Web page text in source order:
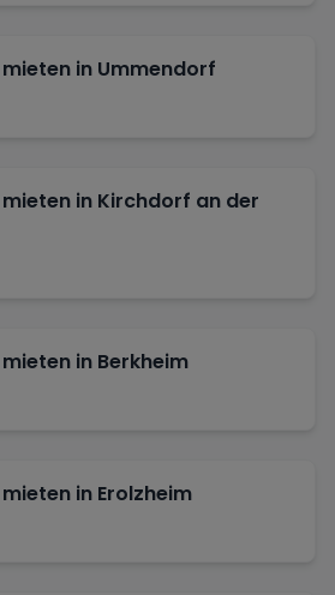
in Ummendorf
in Kirchdorf an der
in Berkheim
in Erolzheim